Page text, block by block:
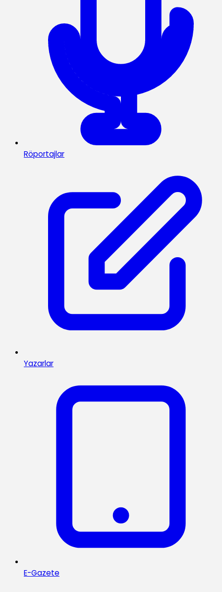
Röportajlar
Yazarlar
E-Gazete